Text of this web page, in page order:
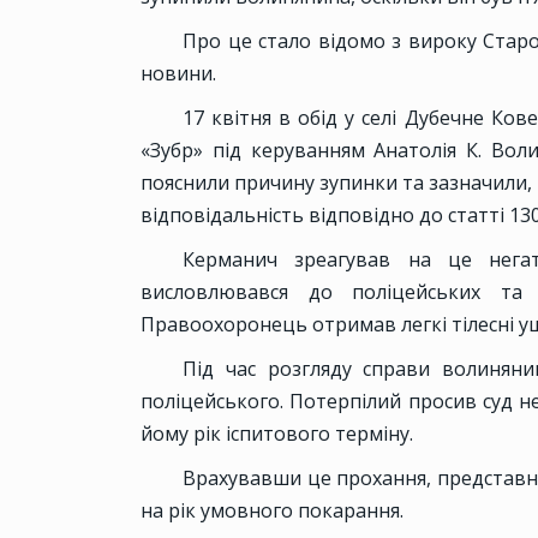
Про це стало відомо з вироку
новини.
17 квітня в обід у селі Дубечне
«Зубр» під керуванням Анатолія К.
пояснили причину зупинки та
відповідальність відповідно до статті
Керманич зреагував на це
висловлювався до поліцейських
Правоохоронець отримав легкі тілесні
Під час розгляду справи
поліцейського. Потерпілий просив суд
йому рік іспитового терміну.
Врахувавши це прохання,
на рік умовного покарання.